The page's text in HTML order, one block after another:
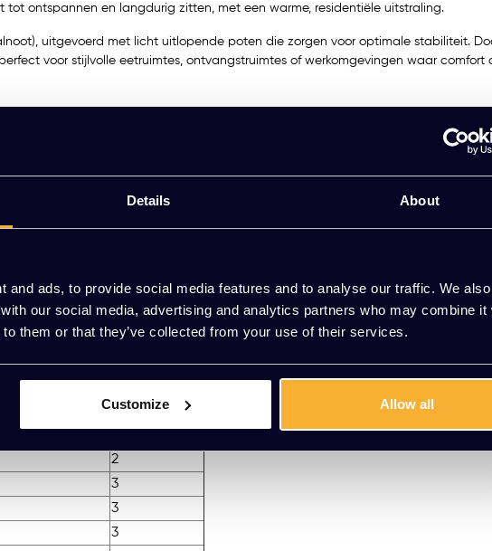
Details About
and ads, to provide social media features and to analyse our traffic. We
our social media, advertising and analytics partners who may combine it
them or that they’ve collected from your use of their services.
Customize Allow all
ontspannen en langdurig zitten, met een warme, residentiële uitstraling.
uitgevoerd met licht uitlopende poten die zorgen voor optimale stabiliteit.
voor stijlvolle eetruimtes, ontvangstruimtes of werkomgevingen waar
een offerte aan. Combineer met andere modellen uit de AAC‑serie voor een
1
1
1
1
2
2
3
3
3